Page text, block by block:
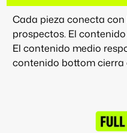
Cada pieza conecta
prospectos. El
El contenido medio
contenido bottom cierra